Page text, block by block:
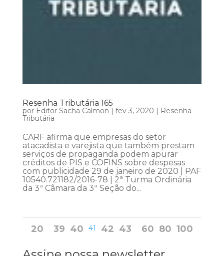
Resenha Tributária 165
por Editor Sacha Calmon | fev 3, 2020 | Resenha
Tributária
CARF afirma que empresas do setor
atacadista e varejista que também prestam
serviços de propaganda podem apurar
créditos de PIS e COFINS sobre despesas
com publicidade 29 de janeiro de 2020 | PAF
10540.721182/2016-78 | 2ª Turma Ordinária
da 3ª Câmara da 3ª Seção do...
20 39 40 41 42 43 60 80 100